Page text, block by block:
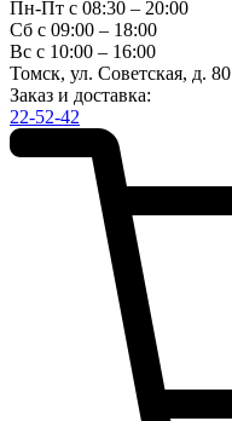
Пн-Пт с 08:30 – 20:00
Сб с 09:00 – 18:00
Вс с 10:00 – 16:00
Томск, ул. Советская, д. 80
Заказ и доставка:
22-52-42